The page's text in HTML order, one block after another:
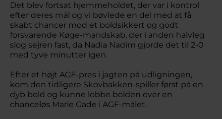
Det blev fortsat hjemmeholdet, der var i kontrol
efter deres mål og vi bøvlede en del med at få
skabt chancer mod et boldsikkert og godt
forsvarende Køge-mandskab, der i anden halvleg
slog sejren fast, da Nadia Nadim gjorde det til 2-0
med tyve minutter igen.
Efter et højt AGF-pres i jagten på udligningen,
kom den tidligere Skovbakken-spiller først på en
dyb bold og kunne lobbe bolden over en
chanceløs Marie Gade i AGF-målet.